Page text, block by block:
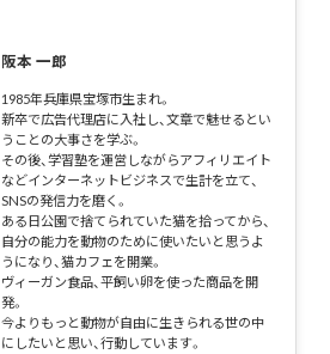
阪本 一郎
1985年兵庫県宝塚市生まれ。
新卒で広告代理店に入社し、文章で魅せるとい
うことの大事さを学ぶ。
その後、学習塾を運営しながらアフィリエイト
などインターネットビジネスで生計を立て、
SNSの発信力を磨く。
ある日公園で捨てられていた猫を拾ってから、
自分の能力を動物のために使いたいと思うよ
うになり、猫カフェを開業。
ヴィーガン食品、平飼い卵を使った商品を開
発。
今よりもっと動物が自由に生きられる世の中
にしたいと思い、行動しています。